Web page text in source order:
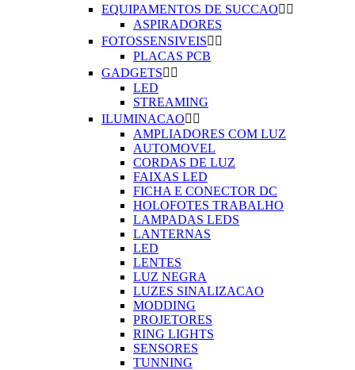
EQUIPAMENTOS DE SUCCAO 
ASPIRADORES
FOTOSSENSIVEIS 
PLACAS PCB
GADGETS 
LED
STREAMING
ILUMINACAO 
AMPLIADORES COM LUZ
AUTOMOVEL
CORDAS DE LUZ
FAIXAS LED
FICHA E CONECTOR DC
HOLOFOTES TRABALHO
LAMPADAS LEDS
LANTERNAS
LED
LENTES
LUZ NEGRA
LUZES SINALIZACAO
MODDING
PROJETORES
RING LIGHTS
SENSORES
TUNNING